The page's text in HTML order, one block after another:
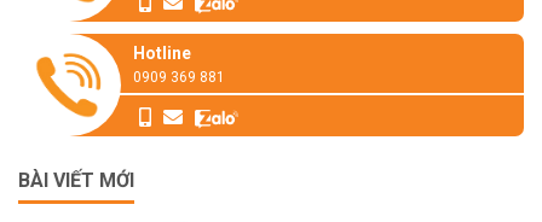
Hotline
0909 369 881
BÀI VIẾT MỚI